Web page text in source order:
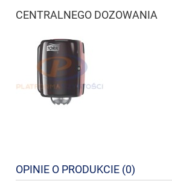
CENTRALNEGO DOZOWANIA
OPINIE O PRODUKCIE (0)